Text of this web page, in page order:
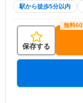
駅から徒歩5分以内
保存する